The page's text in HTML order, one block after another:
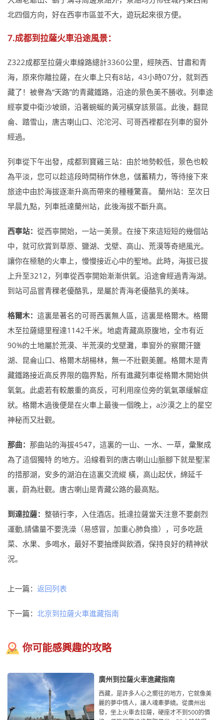
北四個方向，好在西寧市區並不大，遊玩起來很方便。
7.成都到拉薩火車沿途風景：
Z322成都至拉薩火車線路總計3360公里，經陝西、甘肅和青
海，原來你離拉薩，在火車上只有8站，43小時07分，就到西
藏了！被譽為“天路”的青藏鐵路，沿途的景色美不勝收。列車途
經寧夏中衛沙坡頭，沿著蜿蜒的黃河橫穿該景區。此後，翻昆
侖、踏雪山，唐古喇山口、沱沱河、可哥西裡都在列車的窗外
經過。
列車從下午出發，成都到寶雞三站：由於地勢較低，景色也較
為平淡，您可以趁這段時間稍作休息，儲蓄精力，等待接下來
旅途中由於海拔逐漸升高而帶來的種種驚喜。 蘭州站：至次日
早晨九點，列車抵達蘭州站，此後海拔不斷升高。
西寧站： 從西寧開始，一站一美景。在接下來這短短的幾個站
中，就可欣賞到草原、鹽湖、戈壁、高山、荒漠等奇絕風光。
讓你在極馳的火車上，慢慢接近心中的聖地。此時，海拔已拔
上升至3212，列車從西寧開始漸漸供氧。沿途會經過青海湖。
到站可品嘗青稞老優酪乳，是屬於青海老優酪乳的美味。
格爾木： 這裏是著名的可哥西裏無人區，這裏是格爾木。格爾
木至拉薩總里程達1142千米。地處青藏高原腹地，全市有近
90%的土地屬於荒漠、半荒漠的戈壁灘，車窗外的察爾汗鹽
湖、昆侖山口、格爾木胡楊林，無一不壯觀美麗。格爾木是青
藏鐵路接近高反界限的臨界點，所有進藏列車從格爾木開始供
氧氣。此處若有較嚴重的高反，可利用座位旁的氧氣罩緩解症
狀。格爾木過後便是在火車上最後一個晚上，a沙漠之上的星空
神秘而又壯觀。
那曲： 那曲站的海拔4547，這裏的一山、一水、一草，彙聚成
為了這個獨特 的地方。沿線看到的唐古喇山山脈腳下就是聖潔
的措那湖，安多的湖泊在這裏交流縱 橫，高山起伏，綿延千
裏，蔚為壯觀。唐古喇山是青藏公路的最高點。
到達拉薩： 整頓行李，入住酒店。抵達拉薩當天注意不要劇烈
運動,請儘量不要洗澡（易感冒，加重心肺負擔），可多吃蔬
菜、水果、多喝水，最好不要抽煙與飲酒，保持良好的精神狀
況。
上一篇： 返回列表
下一篇： 北京到拉薩火車進藏指南
你可能感興趣的攻略
廣州到拉薩火車進藏指南
西藏，是許多人心之嚮往的地方，它就像美
麗的夢中情人，讓人魂牽夢繞。從廣州出
發，坐上火車去拉薩，硬座才不到500的價